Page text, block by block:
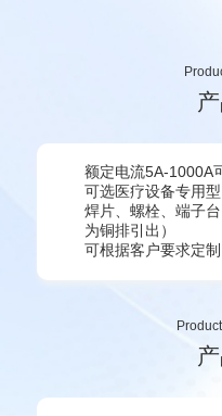
额定电流5A-1000A
可选医疗设备专用型
焊片、螺栓、端子
为铜排引出）
可根据客户要求定制